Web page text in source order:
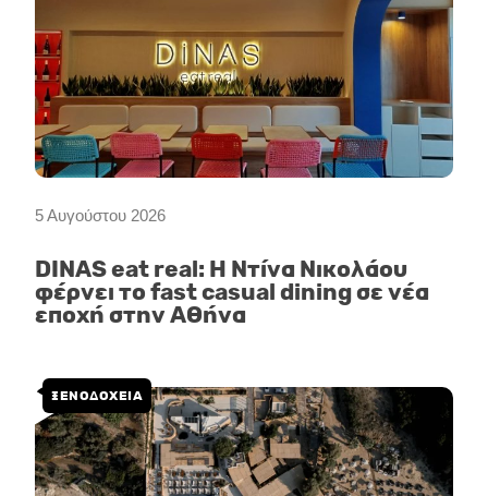
5 Αυγούστου 2026
DINAS eat real: Η Ντίνα Νικολάου
φέρνει το fast casual dining σε νέα
εποχή στην Αθήνα
ΞΕΝΟΔΟΧΕΙΑ